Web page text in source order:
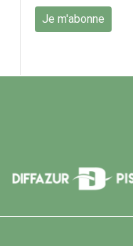
Je m'abonne